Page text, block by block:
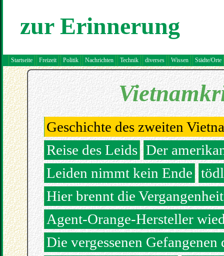
zur Erinnerung
Startseite Freizeit Politik Nachrichten Technik diverses Wissen Städte/Orte
Geschichte des zweiten
Reise des Leids Der
Leiden nimmt kein Ende
Hier brennt die Vergangenheit
Agent-Orange-Hersteller
Die vergessenen